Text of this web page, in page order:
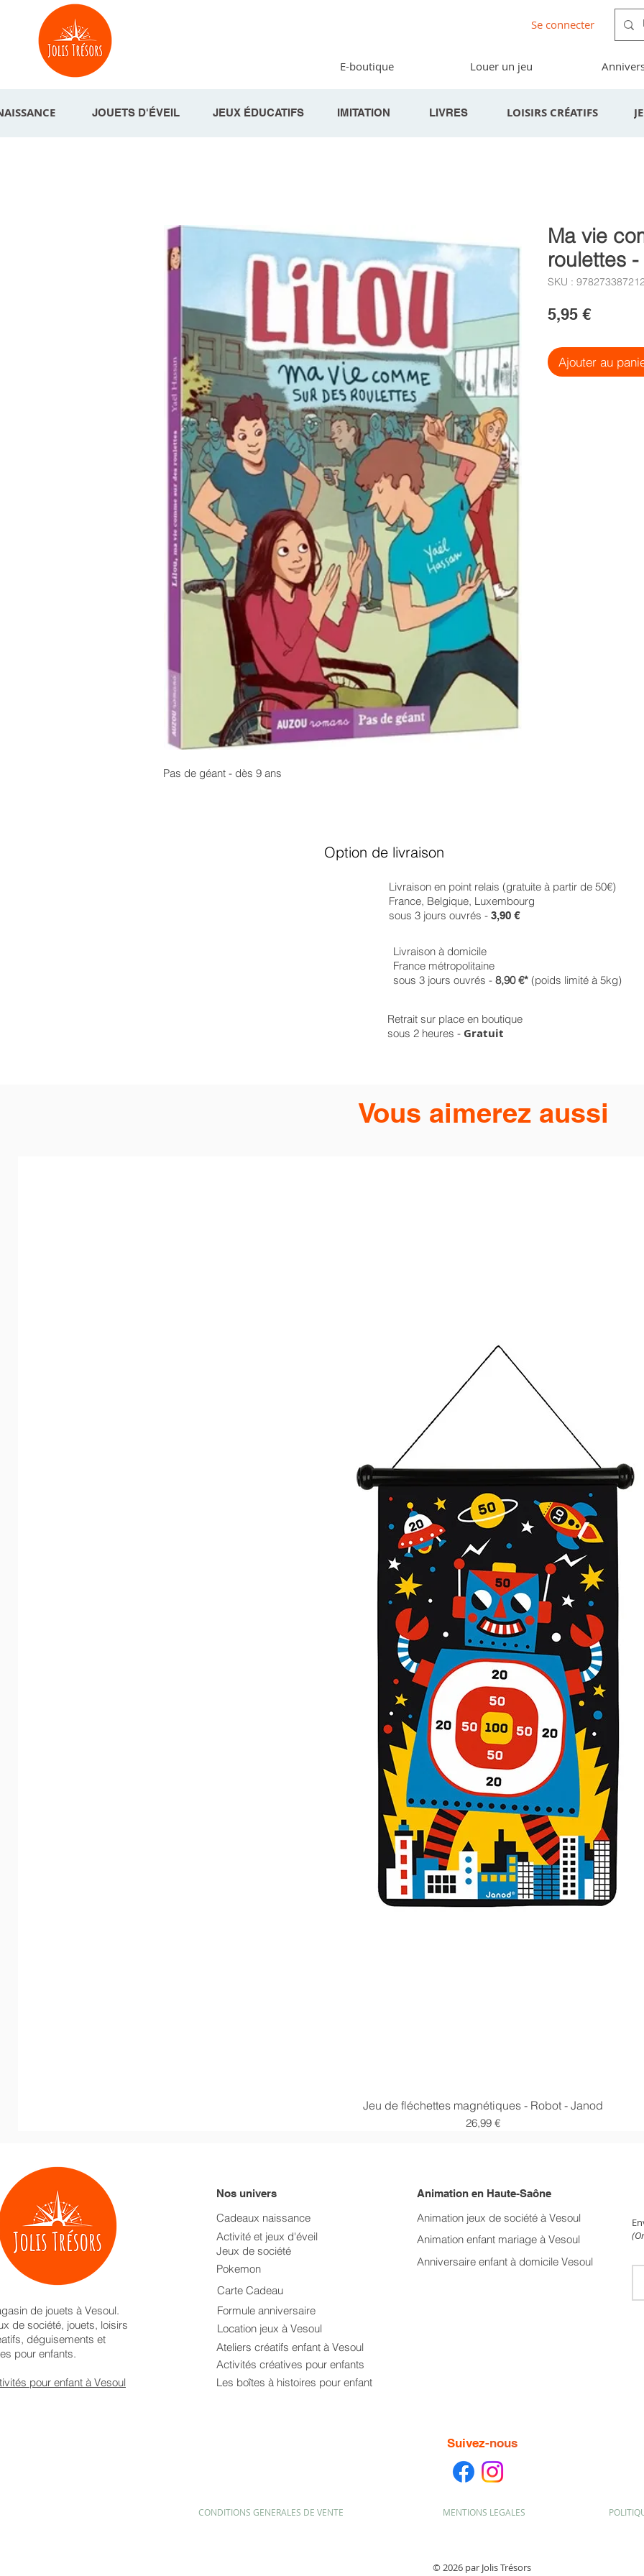
Se connecter
E-boutique Louer un jeu
JOUETS D'ÉVEIL JEUX ÉDUCATIFS IMITATION LIVRES LOISIRS CRÉATIFS
Pas de géant - dès 9 ans
Ma vie
roulettes
SKU :
5,95 €Prix
Ajouter au
Option de livraison
Livraison en point relais (gratuite à partir de 50€)
France, Belgique, Luxembourg
sous 3 jours ouvrés - 3,90 €
Livraison à domicile
France métropolitaine
sous 3 jours ouvrés - 8,90 €* (poids limité à 5kg)
Retrait sur place en boutique
sous 2 heures - Gratuit
Vous aimerez aussi
Aperçu rapide
Jeu de fléchettes magnétiques - Robot - Janod
Prix
26,99 €
de jouets à Vesoul.
de société, jouets, loisirs
déguisements et
pour enfants.
pour enfant à Vesoul
Nos univers
Cadeaux naissance
Activité et jeux d'éveil
Jeux de société
Pokemon
Carte Cadeau
Formule anniversaire
Location jeux à Vesoul
Animation en Haute-Saône
Animation jeux de société à Vesoul
Animation enfant mariage à Vesoul
Anniversaire enfant à domicile Vesoul
Ateliers créatifs enfant à Vesoul
Activités créatives pour enfants
Les boîtes à histoires pour enfant
Suivez-nous
CONDITIONS GENERALES DE VENTE MENTIONS LEGALES
© 2026 par Jolis Trésors